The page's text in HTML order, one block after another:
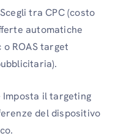
tra CPC (costo
automatiche
ROAS target
Imposta il targeting
del dispositivo